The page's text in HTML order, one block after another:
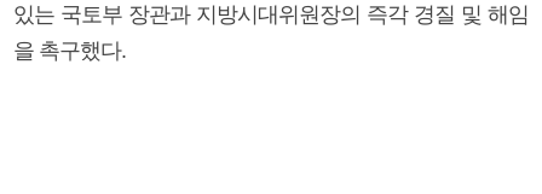
있는 국토부 장관과 지방시대위원장의 즉각 경질 및 해임
을 촉구했다.